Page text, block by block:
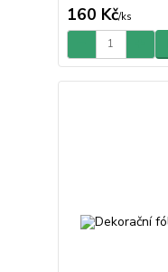
160 Kč/ks